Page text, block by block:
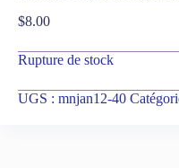
$8.00
Rupture de stock
UGS : mnjan12-40